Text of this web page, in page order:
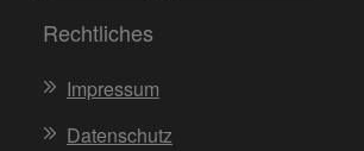
Rechtliches
Impressum
Datenschutz